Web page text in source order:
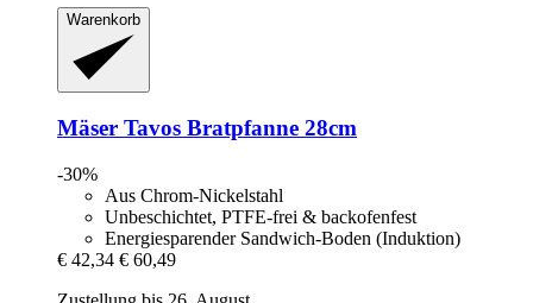
Warenkorb
Mäser Tavos Bratpfanne 28cm
-30%
Aus Chrom-Nickelstahl
Unbeschichtet, PTFE-frei & backofenfest
Energiesparender Sandwich-Boden (Induktion)
€ 42,34 € 60,49